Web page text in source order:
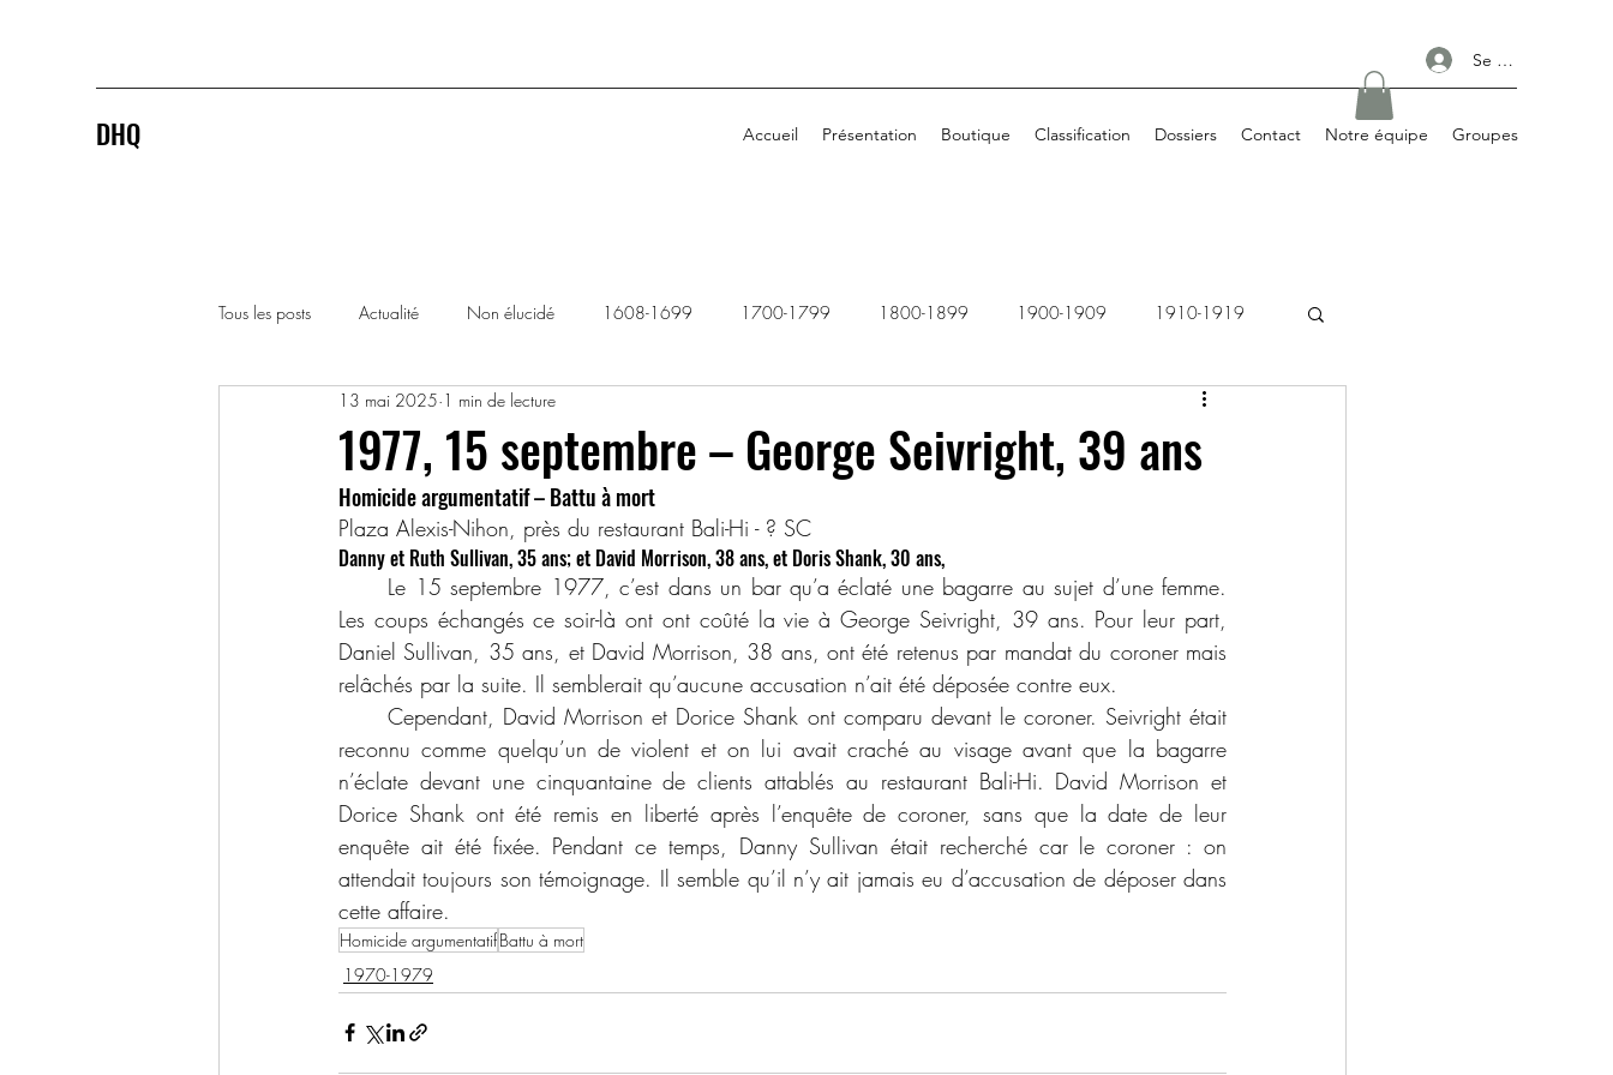
Se connecter
DHQ Accueil Présentation Boutique Classification Dossiers Contact Notre équipe Groupes
Tous les posts Actualité Non élucidé 1608-1699 1700-1799 1800-1899 1900-1909 1910-1919
1920-1929 1930-1939 1940-1949
1990-1999 2000-2009 2010-2019
1977, 15 septembre – George Seivright, 39 ans
13 mai 2025 1 min de lecture
Homicide argumentatif – Battu à mort
Plaza Alexis-Nihon, près du restaurant Bali-Hi - ? SC
Danny et Ruth Sullivan, 35 ans; et David Morrison, 38 ans, et Doris Shank, 30 ans,
Les coups échangés ce soir-là ont ont coûté la vie à George Seivright, 39 ans. Pour leur part,
Daniel Sullivan, 35 ans, et David Morrison, 38 ans, ont été retenus par mandat du coroner mais
relâchés par la suite. Il semblerait qu’aucune accusation n’ait été déposée contre eux.
	Cependant, David Morrison et Dorice Shank ont comparu devant le coroner. Seivright était
reconnu comme quelqu’un de violent et on lui avait craché au visage avant que la bagarre
n’éclate devant une cinquantaine de clients attablés au restaurant Bali-Hi. David Morrison et
Dorice Shank ont été remis en liberté après l’enquête de coroner, sans que la date de leur
enquête ait été fixée. Pendant ce temps, Danny Sullivan était recherché car le coroner : on
attendait toujours son témoignage. Il semble qu’il n’y ait jamais eu d’accusation de déposer dans
cette affaire.
Homicide argumentatifBattu à mort
1970-1979